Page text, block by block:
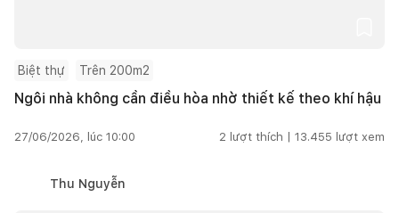
Biệt thự Trên 200m2
Ngôi nhà không cần điều hòa nhờ thiết kế theo khí hậu
27/06/2026, lúc 10:00 2 lượt thích | 13.455 lượt xem
Thu Nguyễn